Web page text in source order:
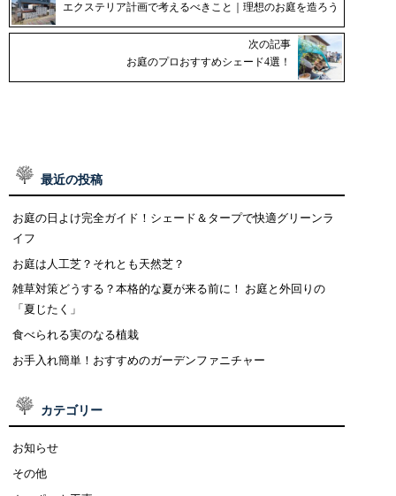
エクステリア計画で考えるべきこと｜理想のお庭を造ろう
次の記事
お庭のプロおすすめシェード4選！
最近の投稿
お庭の日よけ完全ガイド！シェード＆タープで快適グリーンラ
イフ
お庭は人工芝？それとも天然芝？
雑草対策どうする？本格的な夏が来る前に！ お庭と外回りの
「夏じたく」
食べられる実のなる植栽
お手入れ簡単！おすすめのガーデンファニチャー
カテゴリー
お知らせ
その他